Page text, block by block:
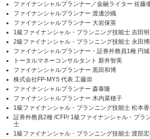
ファイナンシャルプランナー／金融ライター 佐藤
ファイナンシャルプランナー 渡邊沙織
ファイナンシャルプランナー 大岩保英
1級ファイナンシャル・プランニング技能士 吉田明
2級ファイナンシャル・プランニング技能士 永田
ファイナンシャルプランナー・証券外務員1種 円
トータルマネーコンサルタント 新井智美
ファイナンシャルプランナー 黒田和博
株式会社FP-MYS 代表 工藤崇
ファイナンシャルプランナー 森泰隆
ファイナンシャルプランナー 木内菜穂子
1級ファイナンシャル・プランニング技能士 松本
証券外務員2種 /CFP/ 1級ファイナンシャル・プラ
士
1級ファイナンシャル・プランニング技能士 渡部